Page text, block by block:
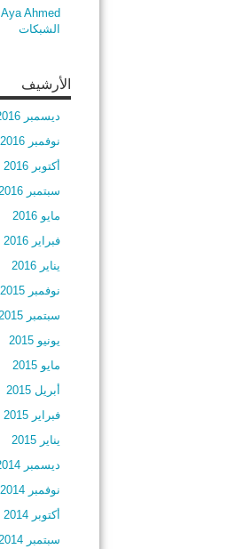
Aya Ahmed
الشبكات
الأرشيف
ديسمبر 2016
نوفمبر 2016
أكتوبر 2016
سبتمبر 2016
مايو 2016
فبراير 2016
يناير 2016
نوفمبر 2015
سبتمبر 2015
يونيو 2015
مايو 2015
أبريل 2015
فبراير 2015
يناير 2015
ديسمبر 2014
نوفمبر 2014
أكتوبر 2014
سبتمبر 2014